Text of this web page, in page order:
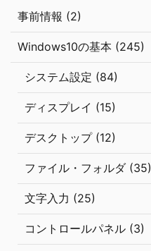
事前情報 (2)
Windows10の基本 (245)
システム設定 (84)
ディスプレイ (15)
デスクトップ (12)
ファイル・フォルダ (35)
文字入力 (25)
コントロールパネル (3)